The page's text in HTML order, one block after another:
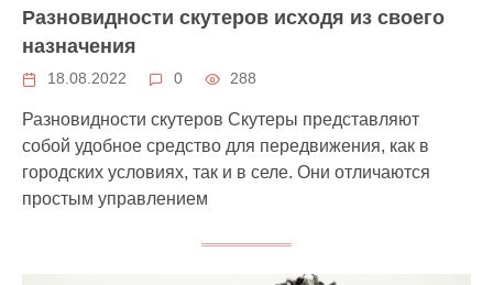
Разновидности скутеров исходя из своего
назначения
18.08.2022 0 288
Разновидности скутеров Скутеры представляют
собой удобное средство для передвижения, как в
городских условиях, так и в селе. Они отличаются
простым управлением